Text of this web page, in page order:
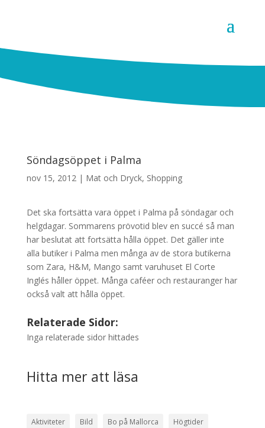
Söndagsöppet i Palma
nov 15, 2012| Mat och Dryck, Shopping
Det ska fortsätta vara öppet i Palma på söndagar och
helgdagar. Sommarens prövotid blev en succé så man
har beslutat att fortsätta hålla öppet. Det gäller inte
alla butiker i Palma men många av de stora butikerna
som Zara, H&M, Mango samt varuhuset El Corte
Inglés håller öppet. Många caféer och restauranger har
också valt att hålla öppet.
Relaterade Sidor:
Inga relaterade sidor hittades
Hitta mer att läsa
Aktiviteter Bild Bo på Mallorca
Högtider